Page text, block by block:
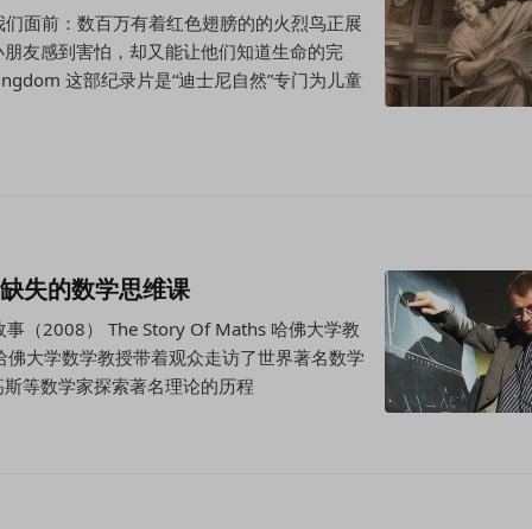
面前：数百万有着红色翅膀的的火烈鸟正展
友感到害怕，却又能让他们知道生命的完
这部纪录片是“迪士尼自然”专门为儿童
失的数学思维课
（2008） The Story Of Maths 哈佛大学教
大学数学教授带着观众走访了世界著名数学
等数学家探索著名理论的历程